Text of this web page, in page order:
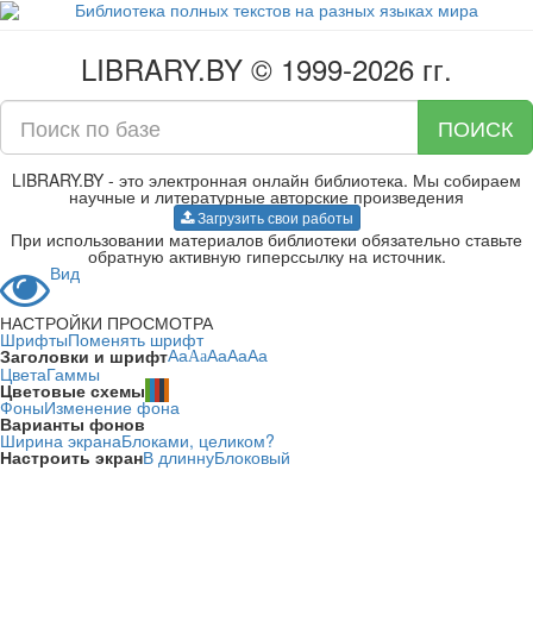
LIBRARY.BY © 1999-2026 гг.
ПОИСК
LIBRARY.BY - это электронная онлайн библиотека. Мы собираем
научные и литературные авторские произведения
Загрузить свои работы
При использовании материалов библиотеки обязательно ставьте
обратную активную гиперссылку на источник.
Вид
НАСТРОЙКИ ПРОСМОТРА
ШрифтыПоменять шрифт
Заголовки и шрифтAaAaAaAaAa
ЦветаГаммы
Цветовые схемы
ФоныИзменение фона
Варианты фонов
Ширина экранаБлоками, целиком?
Настроить экранВ длиннуБлоковый